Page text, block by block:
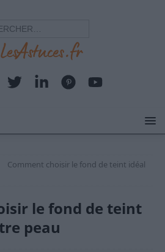
Comment choisir le fond de teint idéal
le fond de teint
peau